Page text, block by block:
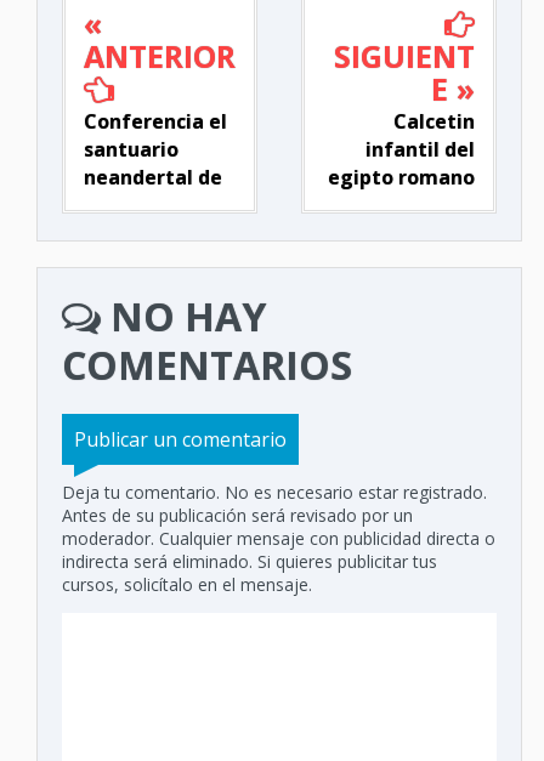
«
ANTERIOR
Conferencia el
santuario
neandertal de
SIGUIENT
E »
Calcetin
infantil del
egipto romano
NO HAY
COMENTARIOS
Publicar un comentario
Deja tu comentario. No es necesario estar registrado.
Antes de su publicación será revisado por un
moderador. Cualquier mensaje con publicidad directa o
indirecta será eliminado. Si quieres publicitar tus
cursos, solicítalo en el mensaje.